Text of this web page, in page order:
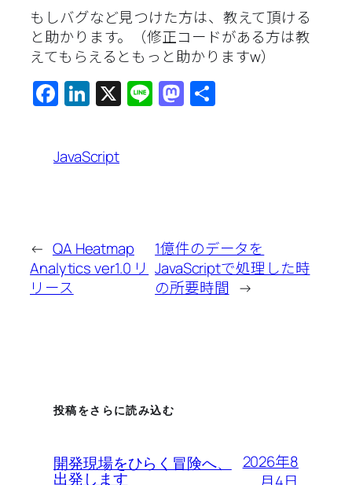
もしバグなど見つけた方は、教えて頂ける
と助かります。（修正コードがある方は教
えてもらえるともっと助かりますw）
Facebook
LinkedIn
X LineMastodon
JavaScript
← QA Heatmap
Analytics ver1.0 リ
リース
1億件のデータを
JavaScriptで処理した時
の所要時間 →
投稿をさらに読み込む
開発現場をひらく冒険へ、
出発します
2026年8